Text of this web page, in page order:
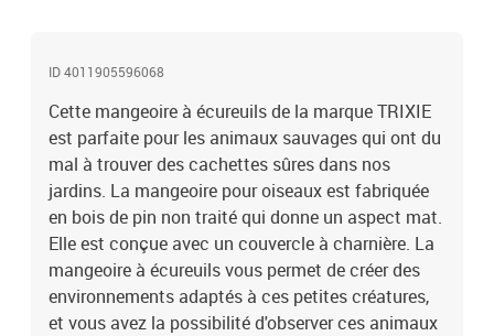
ID 4011905596068
Cette mangeoire à écureuils de la marque TRIXIE
est parfaite pour les animaux sauvages qui ont du
mal à trouver des cachettes sûres dans nos
jardins. La mangeoire pour oiseaux est fabriquée
en bois de pin non traité qui donne un aspect mat.
Elle est conçue avec un couvercle à charnière. La
mangeoire à écureuils vous permet de créer des
environnements adaptés à ces petites créatures,
et vous avez la possibilité d'observer ces animaux